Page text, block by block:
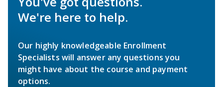
We're here to help.
Our highly knowledgeable Enrollment
Specialists will answer any questions you
might have about the course and payment
options.